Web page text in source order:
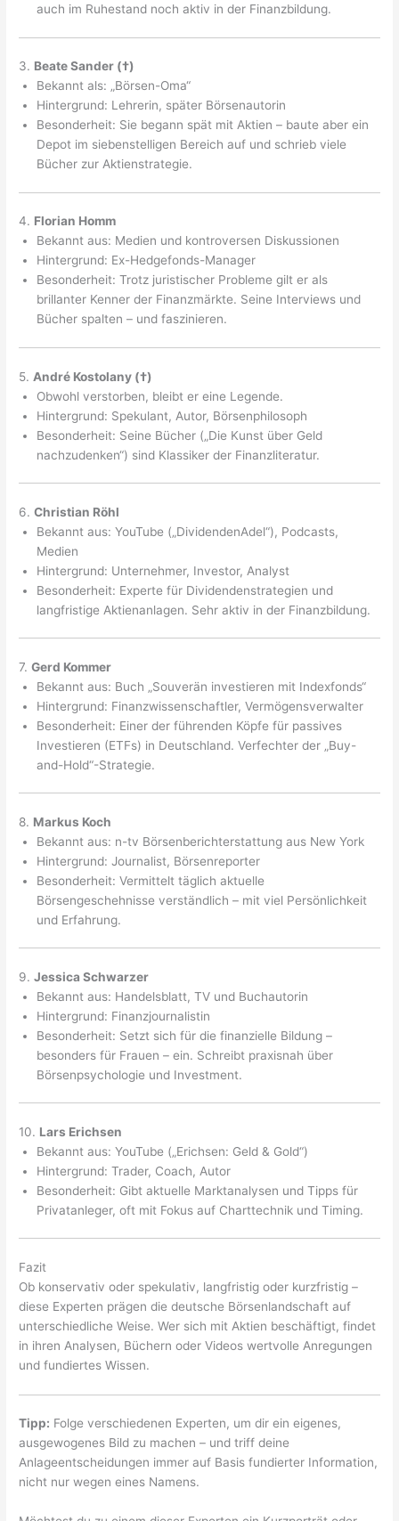
auch im Ruhestand noch aktiv in der Finanzbildung.
3. Beate Sander (†)
Bekannt als: „Börsen-Oma“
Hintergrund: Lehrerin, später Börsenautorin
Besonderheit: Sie begann spät mit Aktien – baute aber ein
Depot im siebenstelligen Bereich auf und schrieb viele
Bücher zur Aktienstrategie.
4. Florian Homm
Bekannt aus: Medien und kontroversen Diskussionen
Hintergrund: Ex-Hedgefonds-Manager
Besonderheit: Trotz juristischer Probleme gilt er als
brillanter Kenner der Finanzmärkte. Seine Interviews und
Bücher spalten – und faszinieren.
5. André Kostolany (†)
Obwohl verstorben, bleibt er eine Legende.
Hintergrund: Spekulant, Autor, Börsenphilosoph
Besonderheit: Seine Bücher („Die Kunst über Geld
nachzudenken“) sind Klassiker der Finanzliteratur.
6.Christian Röhl
Bekannt aus: YouTube („DividendenAdel“), Podcasts,
Medien
Hintergrund: Unternehmer, Investor, Analyst
Besonderheit: Experte für Dividendenstrategien und
langfristige Aktienanlagen. Sehr aktiv in der Finanzbildung.
7.Gerd Kommer
Bekannt aus: Buch „Souverän investieren mit Indexfonds“
Hintergrund: Finanzwissenschaftler, Vermögensverwalter
Besonderheit: Einer der führenden Köpfe für passives
Investieren (ETFs) in Deutschland. Verfechter der „Buy-
and-Hold“-Strategie.
8. Markus Koch
Bekannt aus: n-tv Börsenberichterstattung aus New York
Hintergrund: Journalist, Börsenreporter
Besonderheit: Vermittelt täglich aktuelle
Börsengeschehnisse verständlich – mit viel Persönlichkeit
und Erfahrung.
9.Jessica Schwarzer
Bekannt aus: Handelsblatt, TV und Buchautorin
Hintergrund: Finanzjournalistin
Besonderheit: Setzt sich für die finanzielle Bildung –
besonders für Frauen – ein. Schreibt praxisnah über
Börsenpsychologie und Investment.
10. Lars Erichsen
Bekannt aus: YouTube („Erichsen: Geld & Gold“)
Hintergrund: Trader, Coach, Autor
Besonderheit: Gibt aktuelle Marktanalysen und Tipps für
Privatanleger, oft mit Fokus auf Charttechnik und Timing.
Fazit
Ob konservativ oder spekulativ, langfristig oder kurzfristig –
diese Experten prägen die deutsche Börsenlandschaft auf
unterschiedliche Weise. Wer sich mit Aktien beschäftigt, findet
in ihren Analysen, Büchern oder Videos wertvolle Anregungen
und fundiertes Wissen.
Tipp: Folge verschiedenen Experten, um dir ein eigenes,
ausgewogenes Bild zu machen – und triff deine
Anlageentscheidungen immer auf Basis fundierter Information,
nicht nur wegen eines Namens.